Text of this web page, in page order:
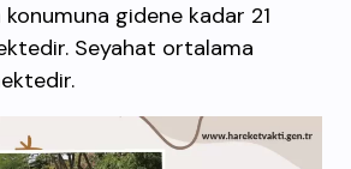
gidene kadar 21
Seyahat ortalama